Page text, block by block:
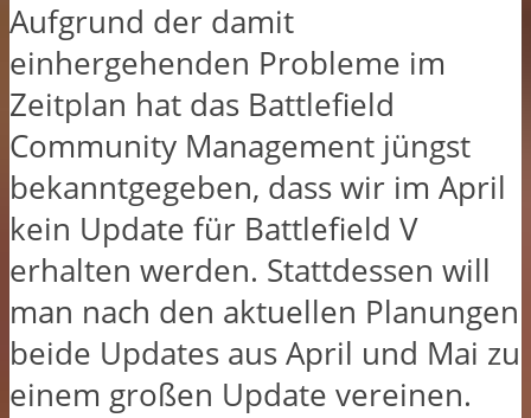
Aufgrund der damit
einhergehenden Probleme im
Zeitplan hat das Battlefield
Community Management jüngst
bekanntgegeben, dass wir im April
kein Update für Battlefield V
erhalten werden. Stattdessen will
man nach den aktuellen Planungen
beide Updates aus April und Mai zu
einem großen Update vereinen.